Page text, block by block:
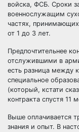
войска, ФСБ. Сроки
военнослужащим
частях,
от 1 до 3 лет.
Предпочтительнее
отслужившими в
есть разница
специальное
(который, кстати
контракта спустя 11
Выше оплачивается
знания и опыт. В